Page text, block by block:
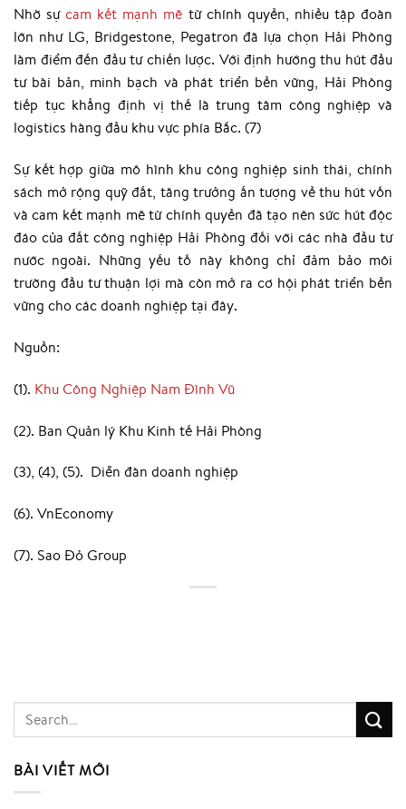
Nhờ sựcam kết mạnh mẽ từ chính quyền, nhiều tập đoàn
lớn như LG, Bridgestone, Pegatron đã lựa chọn Hải Phòng
làm điểm đến đầu tư chiến lược. Với định hướng thu hút đầu
tư bài bản, minh bạch và phát triển bền vững, Hải Phòng
tiếp tục khẳng định vị thế là trung tâm công nghiệp và
logistics hàng đầu khu vực phía Bắc. (7)
Sự kết hợp giữa mô hình khu công nghiệp sinh thái, chính
sách mở rộng quỹ đất, tăng trưởng ấn tượng về thu hút vốn
và cam kết mạnh mẽ từ chính quyền đã tạo nên sức hút độc
đáo của đất công nghiệp Hải Phòng đối với các nhà đầu tư
nước ngoài. Những yếu tố này không chỉ đảm bảo môi
trường đầu tư thuận lợi mà còn mở ra cơ hội phát triển bền
vững cho các doanh nghiệp tại đây.
Nguồn:
(1). Khu Công Nghiệp Nam Đình Vũ
(2). Ban Quản lý Khu Kinh tế Hải Phòng
(3), (4), (5). Diễn đàn doanh nghiệp
(6). VnEconomy
(7). Sao Đỏ Group
BÀI VIẾT MỚI